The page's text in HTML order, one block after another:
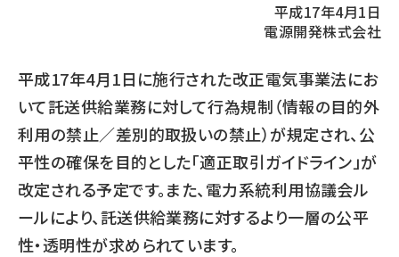
平成17年4月1日
電源開発株式会社
平成17年4月1日に施行された改正電気事業法にお
いて託送供給業務に対して行為規制（情報の目的外
利用の禁止／差別的取扱いの禁止）が規定され、公
平性の確保を目的とした「適正取引ガイドライン」が
改定される予定です。また、電力系統利用協議会ル
ールにより、託送供給業務に対するより一層の公平
性・透明性が求められています。